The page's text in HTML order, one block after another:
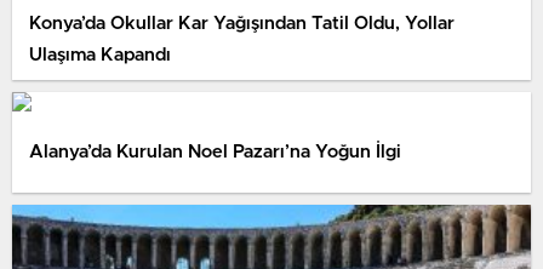
Konya’da Okullar Kar Yağışından Tatil Oldu, Yollar
Ulaşıma Kapandı
Alanya’da Kurulan Noel Pazarı’na Yoğun İlgi